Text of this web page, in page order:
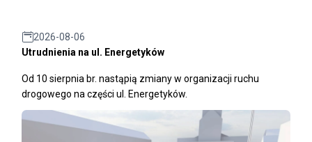
2026-08-06
Utrudnienia na ul. Energetyków
Od 10 sierpnia br. nastąpią zmiany w organizacji ruchu
drogowego na części ul. Energetyków.